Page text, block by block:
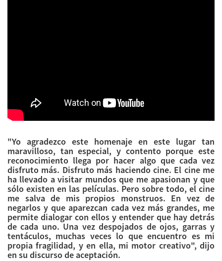
"Yo agradezco este homenaje en este lugar tan
maravilloso, tan especial, y contento porque este
reconocimiento llega por hacer algo que cada vez
disfruto más. Disfruto más haciendo cine. El cine me
ha llevado a visitar mundos que me apasionan y que
sólo existen en las películas. Pero sobre todo, el cine
me salva de mis propios monstruos. En vez de
negarlos y que aparezcan cada vez más grandes, me
permite dialogar con ellos y entender que hay detrás
de cada uno. Una vez despojados de ojos, garras y
tentáculos, muchas veces lo que encuentro es mi
propia fragilidad, y en ella, mi motor creativo", dijo
en su discurso de aceptación.